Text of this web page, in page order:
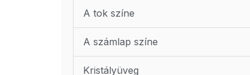
A tok színe
A számlap színe
Kristályüveg